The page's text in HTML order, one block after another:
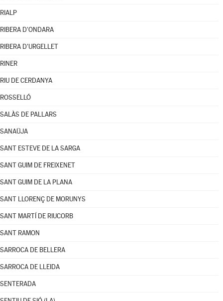
RIALP
RIBERA D'ONDARA
RIBERA D'URGELLET
RINER
RIU DE CERDANYA
ROSSELLÓ
SALÀS DE PALLARS
SANAÜJA
SANT ESTEVE DE LA SARGA
SANT GUIM DE FREIXENET
SANT GUIM DE LA PLANA
SANT LLORENÇ DE MORUNYS
SANT MARTÍ DE RIUCORB
SANT RAMON
SARROCA DE BELLERA
SARROCA DE LLEIDA
SENTERADA